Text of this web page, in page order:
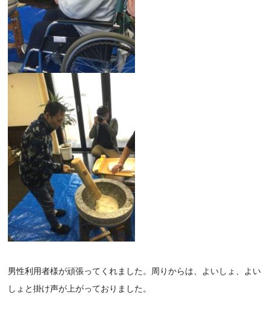
男性利用者様が頑張ってくれました。周りからは、よいしょ、よい
しょと掛け声が上がっておりました。